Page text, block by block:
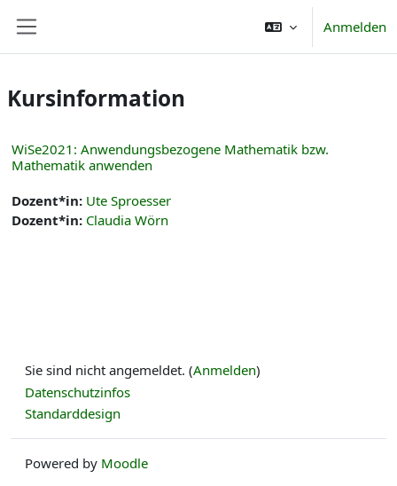
Anmelden
Kursinformation
WiSe2021: Anwendungsbezogene Mathematik bzw.
Mathematik anwenden
Dozent*in: Ute Sproesser
Dozent*in: Claudia Wörn
Sie sind nicht angemeldet. (Anmelden)
Datenschutzinfos
Standarddesign
Powered by Moodle